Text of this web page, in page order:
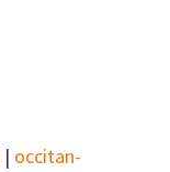
| occitan-